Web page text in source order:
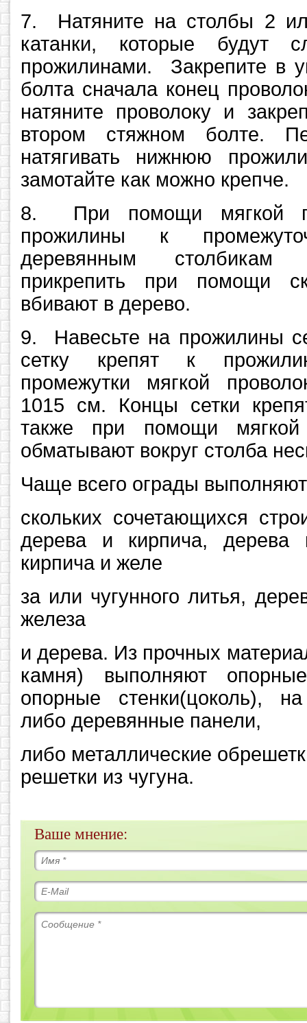
7. Натяните на столбы 2
катанки, которые будут
прожилинами. Закрепите в
болта сначала конец
натяните проволоку и
втором стяжном болте.
натягивать нижнюю
замотайте как можно крепче.
8. При помощи мягкой
прожилины к
деревянным
прикрепить при помощи
вбивают в дерево.
9. Навесьте на прожилины
сетку крепят к
промежутки мягкой
1015 см. Концы сетки
также при помощи мягкой
обматывают вокруг столба
Чаще всего ограды
скольких сочетающихся
дерева и кирпича, дерева
кирпича и желе
за или чугунного литья,
железа
и дерева. Из прочных
камня) выполняют
опорные стенки(цоколь),
либо деревянные панели,
либо металлические
решетки из чугуна.
Ваше мнение: